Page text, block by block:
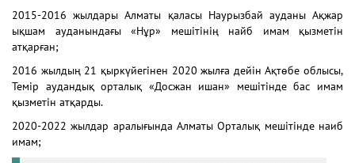
2015-2016 жылдары Алматы қаласы Наурызбай ауданы Ақжар
ықшам ауданындағы «Нұр» мешітінің найб имам қызметін
атқарған;
2016 жылдың 21 қыркүйегінен 2020 жылға дейін Ақтөбе облысы,
Темір аудандық орталық «Досжан ишан» мешітінде бас имам
қызметін атқарды.
2020-2022 жылдар аралығында Алматы Орталық мешітінде наиб
имам;